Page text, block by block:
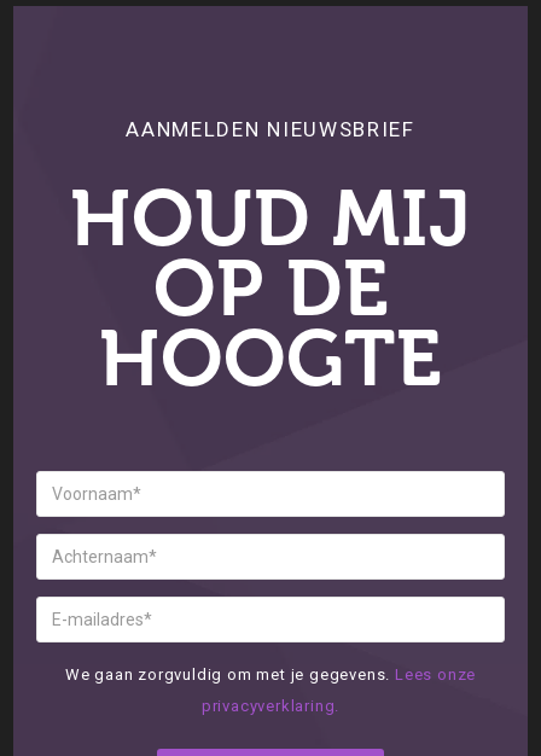
AANMELDEN NIEUWSBRIEF
HOUD MIJ
OP DE
HOOGTE
We gaan zorgvuldig om met je gegevens. Lees onze
privacyverklaring.